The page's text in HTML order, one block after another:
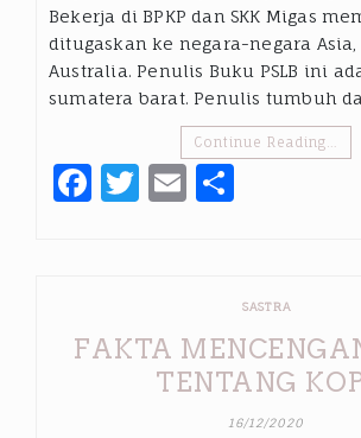
Bekerja di BPKP dan SKK Migas
ditugaskan ke negara-negara Asia,
Australia. Penulis Buku PSLB ini
sumatera barat. Penulis tumbuh
Continue Reading…
Facebook
Twitter
Email
SASTRA
FAKTA
TENTANG
16/12/2020